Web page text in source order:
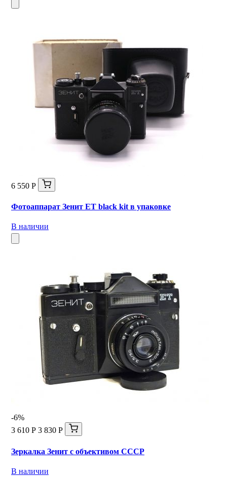
6 550 Р
Фотоаппарат Зенит ЕТ black kit в упаковке
В наличии
-6%
3 610 Р 3 830 Р
Зеркалка Зенит с объективом СССР
В наличии